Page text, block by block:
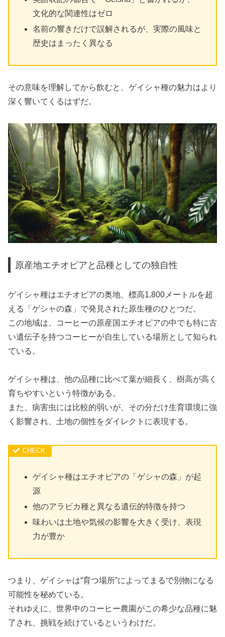
文化的な関連性はゼロ
名前の響きだけで誤解されるが、実際の風味と
歴史はまったく異なる
その意味を理解してから飲むと、ゲイシャ種の魅力はより
深く響いてくるはずだ。
原産地エチオピアと品種としての独自性
ゲイシャ種はエチオピアの奥地、標高1,800メートルを超
える「ゲシャの森」で発見された原生種のひとつだ。
この地域は、コーヒーの原産国エチオピアの中でも特に古
い遺伝子を持つコーヒーが自生している場所として知られ
ている。
ゲイシャ種は、他の品種に比べて葉が細長く、樹高が高く
育ちやすいという特徴がある。
また、病害虫には比較的弱いが、その分だけ生育環境に強
く影響され、土地の個性をダイレクトに表現する。
ゲイシャ種はエチオピアの「ゲシャの森」が起
源
他のアラビカ種と異なる遺伝的特徴を持つ
味わいは土地や気候の影響を大きく受け、表現
力が豊か
つまり、ゲイシャは“育つ場所”によってまるで別物になる
可能性を秘めている。
それゆえに、世界中のコーヒー農園がこの希少な品種に魅
了され、挑戦を続けているというわけだ。